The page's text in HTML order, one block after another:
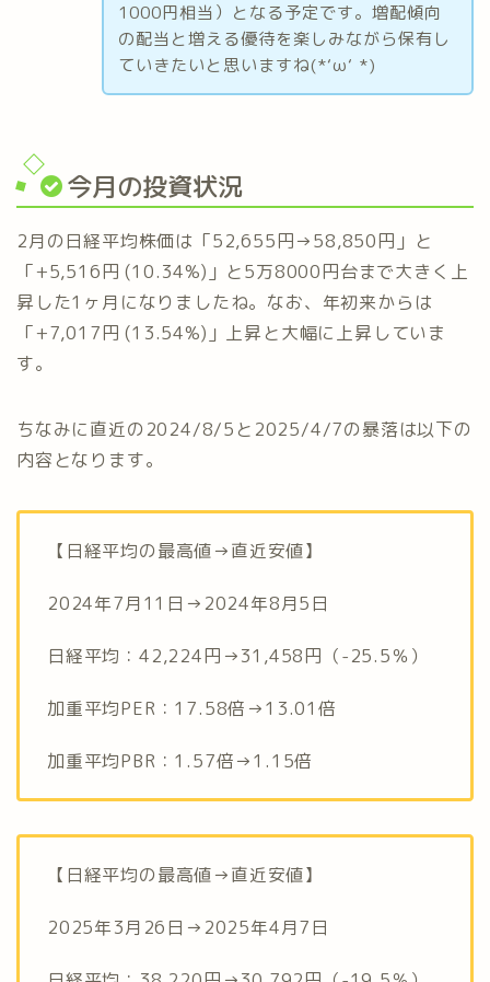
1000円相当）となる予定です。増配傾向
の配当と増える優待を楽しみながら保有し
ていきたいと思いますね(*‘ω‘ *)
今月の投資状況
2月の日経平均株価は「52,655円→58,850円」と
「+5,516円 (10.34%)」と5万8000円台まで大きく上
昇した1ヶ月になりましたね。なお、年初来からは
「+7,017円 (13.54%)」上昇と大幅に上昇していま
す。
ちなみに直近の2024/8/5と2025/4/7の暴落は以下の
内容となります。
【日経平均の最高値→直近安値】
2024年7月11日→2024年8月5日
日経平均：42,224円→31,458円（-25.5％）
加重平均PER：17.58倍→13.01倍
加重平均PBR：1.57倍→1.15倍
【日経平均の最高値→直近安値】
2025年3月26日→2025年4月7日